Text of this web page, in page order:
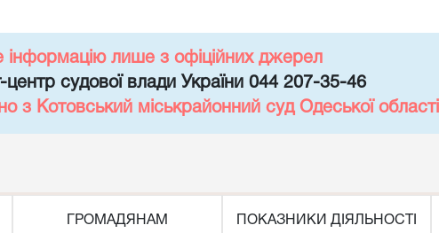
інформацію лише з офіційних джерел
судової влади України 044 207-35-46
з Котовський міськрайонний суд Одеської області
ГРОМАДЯНАМ ПОКАЗНИКИ ДІЯЛЬНОСТІ